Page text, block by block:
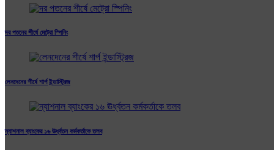
দর পতনের শীর্ষে মেট্রো স্পিনিং
লেনদেনের শীর্ষে শার্প ইন্ডাস্ট্রিজ
ন্যাশনাল ব্যাংকের ১৬ ঊর্ধ্বতন কর্মকর্তাকে তলব